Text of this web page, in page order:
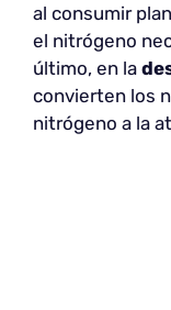
al consumir
el nitrógeno
último, en la
convierten los
nitrógeno a la